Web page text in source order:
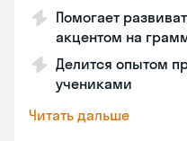
Помогает
акцентом на
Делится опытом
учениками
Читать дальше